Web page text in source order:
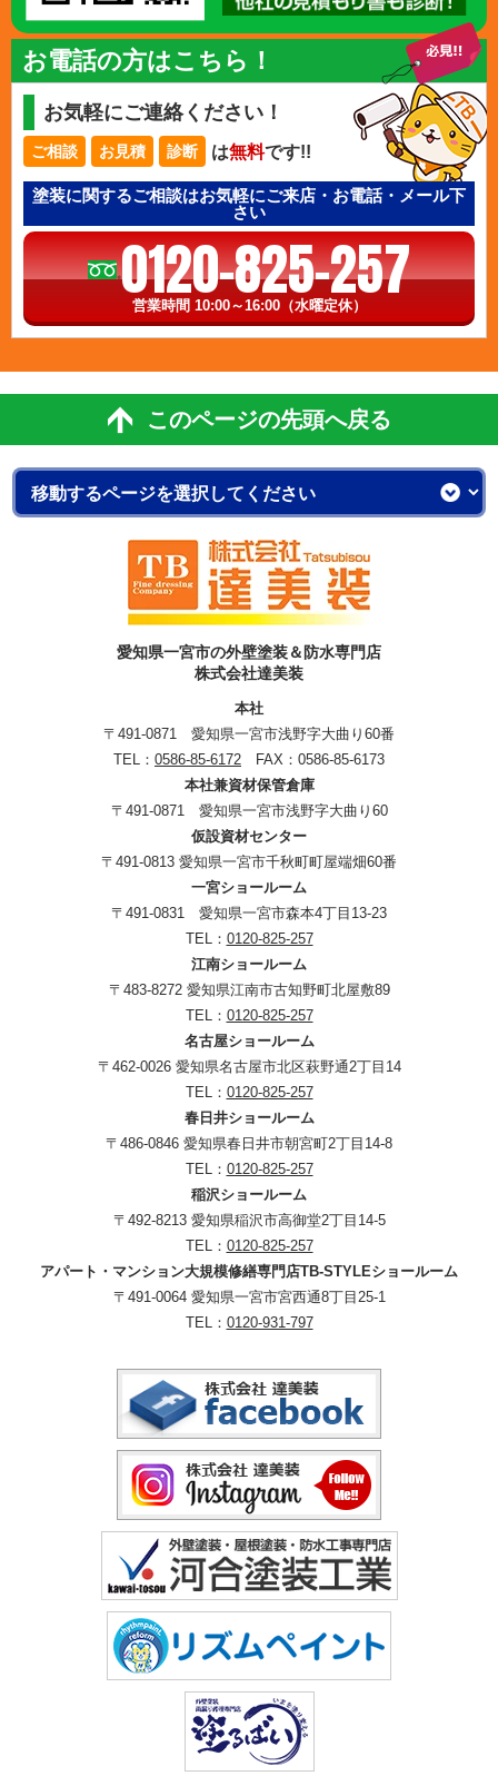
お電話の方はこちら！
お気軽にご連絡ください！
ご相談 お見積 診断 は無料です!!
塗装に関するご相談はお気軽にご来店・お電話・メール下
さい
0120-825-257
営業時間 10:00～16:00（水曜定休）
このページの先頭へ戻る
愛知県一宮市の外壁塗装＆防水専門店
株式会社達美装
本社
〒491-0871 愛知県一宮市浅野字大曲り60番
TEL： 0586-85-6172 FAX：0586-85-6173
本社兼資材保管倉庫
〒491-0871 愛知県一宮市浅野字大曲り60
仮設資材センター
〒491-0813 愛知県一宮市千秋町町屋端畑60番
一宮ショールーム
〒491-0831 愛知県一宮市森本4丁目13-23
TEL： 0120-825-257
江南ショールーム
〒483-8272 愛知県江南市古知野町北屋敷89
TEL： 0120-825-257
名古屋ショールーム
〒462-0026 愛知県名古屋市北区萩野通2丁目14
TEL： 0120-825-257
春日井ショールーム
〒486-0846 愛知県春日井市朝宮町2丁目14-8
TEL： 0120-825-257
稲沢ショールーム
〒492-8213 愛知県稲沢市高御堂2丁目14-5
TEL： 0120-825-257
アパート・マンション大規模修繕専門店TB-STYLEショールーム
〒491-0064 愛知県一宮市宮西通8丁目25-1
TEL： 0120-931-797